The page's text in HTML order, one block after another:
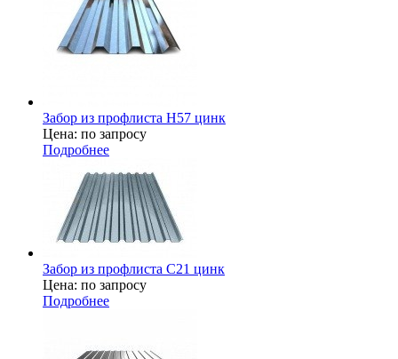
Забор из профлиста H57 цинк
Цена: по запросу
Подробнее
Забор из профлиста С21 цинк
Цена: по запросу
Подробнее